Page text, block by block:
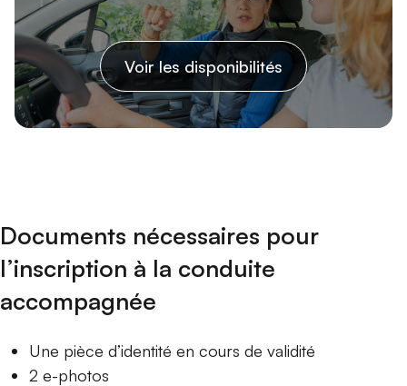
Voir les disponibilités
Documents nécessaires pour
l’inscription à la conduite
accompagnée
Une pièce d’identité en cours de validité
2 e-photos